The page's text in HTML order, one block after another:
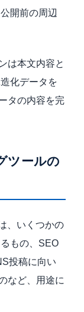
開前の周辺
は本文内容と
化データを
タの内容を完
ツールの
、いくつかの
もの、SEO
投稿に向い
など、用途に